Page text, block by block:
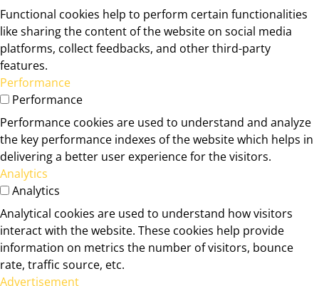
Functional cookies help to perform certain functionalities
like sharing the content of the website on social media
platforms, collect feedbacks, and other third-party
features.
Performance
Performance
Performance cookies are used to understand and analyze
the key performance indexes of the website which helps in
delivering a better user experience for the visitors.
Analytics
Analytics
Analytical cookies are used to understand how visitors
interact with the website. These cookies help provide
information on metrics the number of visitors, bounce
rate, traffic source, etc.
Advertisement